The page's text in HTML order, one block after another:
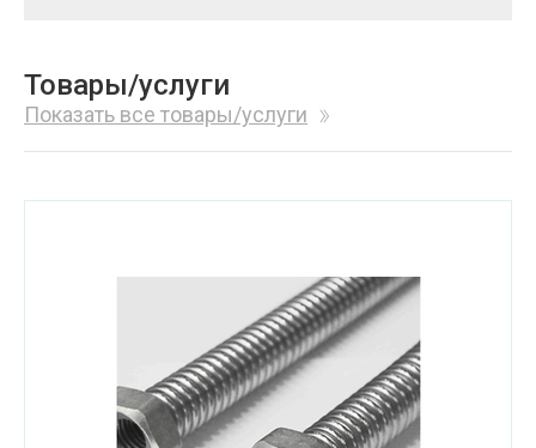
Товары/услуги
Показать все товары/услуги